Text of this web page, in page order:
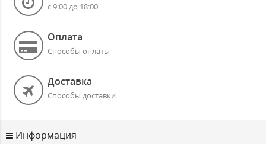
с 9:00 до 18:00
Оплата
Способы оплаты
Доставка
Способы доставки
Информация